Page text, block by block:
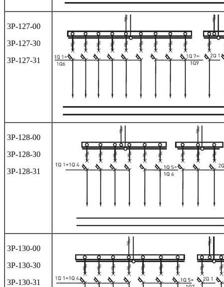
3Р-127-00
3Р-127-30
3Р-127-31
3Р-128-00
3Р-128-30
3Р-128-31
3Р-130-00
3Р-130-30
3Р-130-31